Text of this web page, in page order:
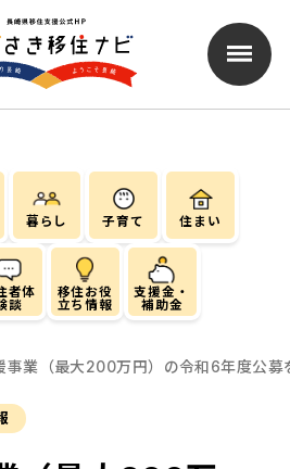
暮らし 子育て 住まい
者体
談
移住お役
立ち情報
支援金・
補助金
事業（最大200万円）の令和6年度公募